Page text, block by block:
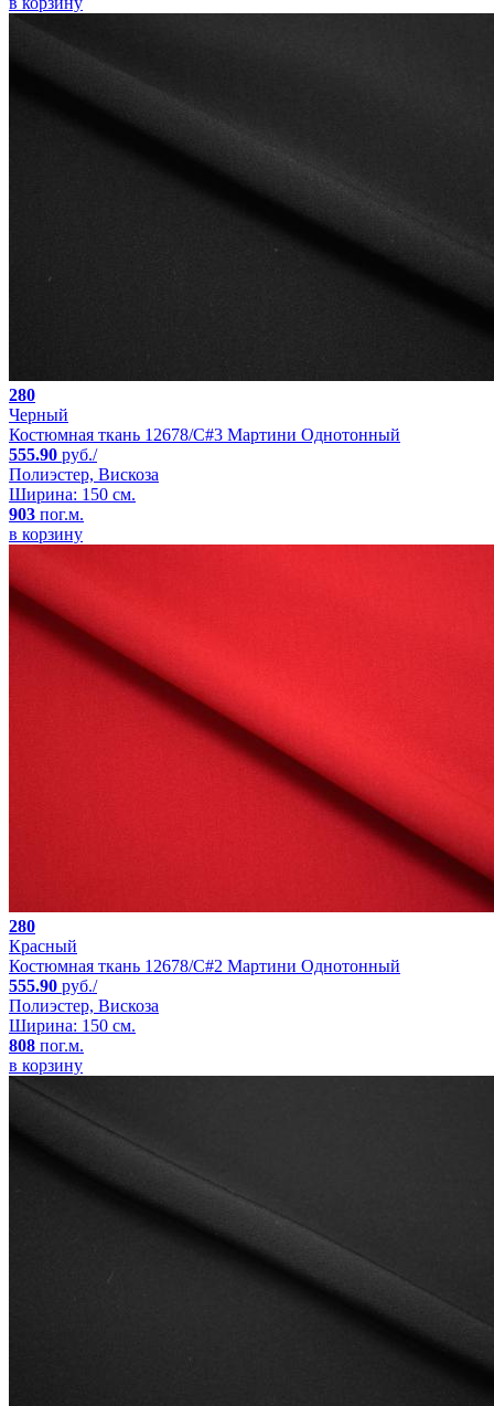
280
Черный
Костюмная ткань 12678/C#3 Мартини Однотонный
555.90 руб./
Полиэстер, Вискоза
Ширина: 150 см.
903 пог.м.
в корзину
280
Красный
Костюмная ткань 12678/C#2 Мартини Однотонный
555.90 руб./
Полиэстер, Вискоза
Ширина: 150 см.
808 пог.м.
в корзину